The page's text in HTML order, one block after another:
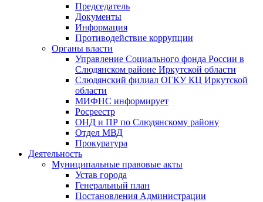
Председатель
Документы
Информация
Противодействие коррупции
Органы власти
Управление Социального фонда России в
Слюдянском районе Иркутской области
Слюдянский филиал ОГКУ КЦ Иркутской
области
МИФНС информирует
Росреестр
ОНД и ПР по Слюдянскому району
Отдел МВД
Прокуратура
Деятельность
Муниципальные правовые акты
Устав города
Генеральный план
Постановления Администрации